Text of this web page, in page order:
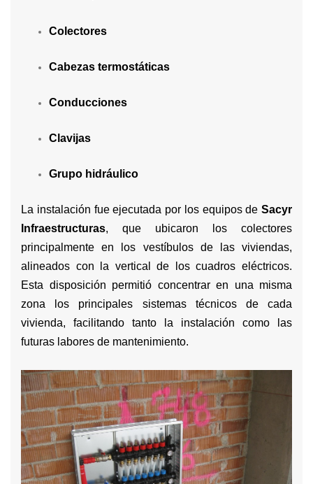
Colectores
Cabezas termostáticas
Conducciones
Clavijas
Grupo hidráulico
La instalación fue ejecutada por los equipos de Sacyr
Infraestructuras, que ubicaron los colectores
principalmente en los vestíbulos de las viviendas,
alineados con la vertical de los cuadros eléctricos.
Esta disposición permitió concentrar en una misma
zona los principales sistemas técnicos de cada
vivienda, facilitando tanto la instalación como las
futuras labores de mantenimiento.